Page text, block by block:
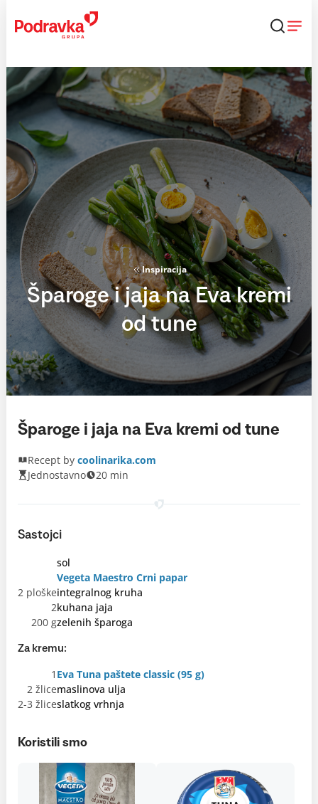
content
Inspiracija
Šparoge i jaja na Eva kremi
od tune
Šparoge i jaja na Eva kremi od tune
Recept by coolinarika.com
Jednostavno
20 min
Sastojci
sol
Vegeta Maestro Crni papar
2 ploškeintegralnog kruha
2kuhana jaja
200 gzelenih šparoga
Za kremu:
1 Eva Tuna paštete classic (95 g)
2 žlicemaslinova ulja
2-3 žliceslatkog vrhnja
Koristili smo